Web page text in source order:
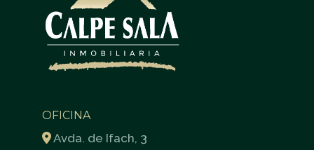
OFICINA
Avda. de Ifach, 3